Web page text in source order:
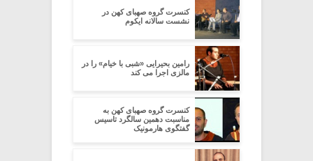
کنسرت گروه صهبای کهن در
نشست سالانه ایکوم
رامین بحیرایی «شبی با خیام» را در
مالزی اجرا می کند
کنسرت گروه صهبای کهن به
مناسبت دهمین سالگرد تاسیس
گفتگوی هارمونیک